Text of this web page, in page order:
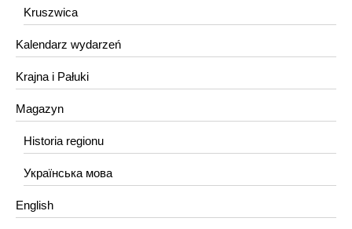
Kruszwica
Kalendarz wydarzeń
Krajna i Pałuki
Magazyn
Historia regionu
Українська мова
English